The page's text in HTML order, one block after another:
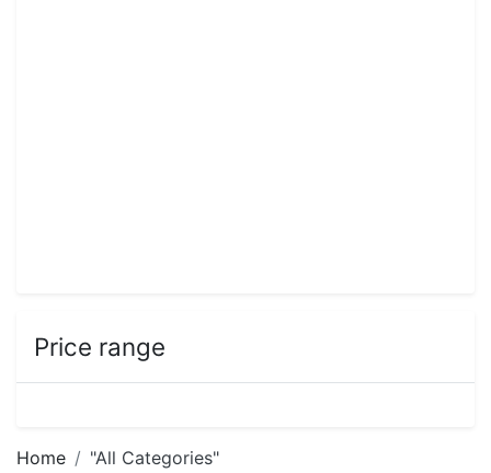
Price range
Home "All Categories"